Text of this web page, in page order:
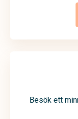
Besök ett